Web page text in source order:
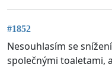
#1852
Nesouhlasím se
společnými toaletami,